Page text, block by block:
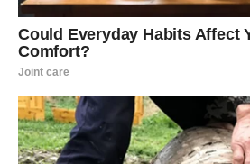
Poruka sudbine:Kada ste iskreni
jasnije.
ŠKORPIJA – Tajna
SimbolZmije i Pisma– znak